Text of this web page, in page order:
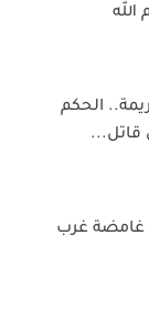
الحكم
قاتل...
غرب